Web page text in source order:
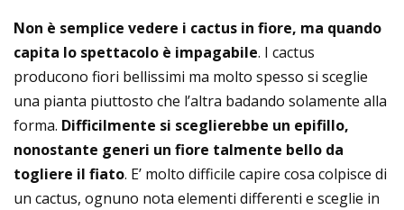
Non è semplice vedere i cactus in fiore, ma quando
capita lo spettacolo è impagabile. I cactus
producono fiori bellissimi ma molto spesso si sceglie
una pianta piuttosto che l’altra badando solamente alla
forma. Difficilmente si sceglierebbe un epifillo,
nonostante generi un fiore talmente bello da
togliere il fiato. E’ molto difficile capire cosa colpisce di
un cactus, ognuno nota elementi differenti e sceglie in